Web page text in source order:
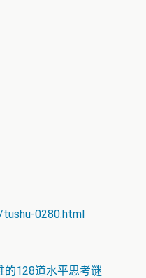
0280.html
的128道水平思考谜